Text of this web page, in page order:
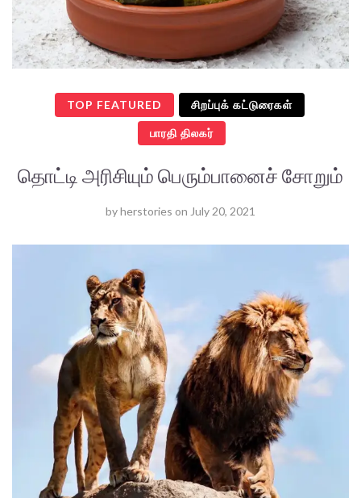
TOP FEATURED சிறப்புக் கட்டுரைகள்
பாரதி திலகர்
தொட்டி அரிசியும் பெரும்பானைச் சோறும்
byherstories on July 20, 2021